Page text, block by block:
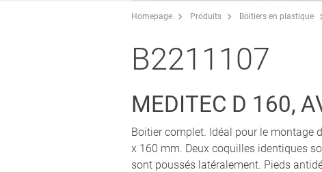
Homepage Produits Boitiers en plastique
B2211107
MEDITEC D 160,
Boitier complet. Idéal pour le montage
x 160 mm. Deux coquilles identiques
sont poussés latéralement. Pieds